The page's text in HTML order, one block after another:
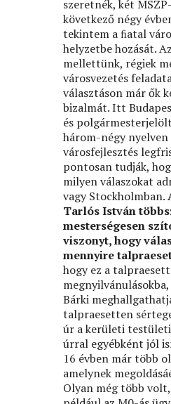
szeretnék, két
következő négy
tekintem a ﬁatal
helyzetbe hozását.
mellettünk, régiek
városvezetés
választáson már ők
bizalmát. Itt
és
három-négy nyelven
városfejlesztés
pontosan tudják,
milyen válaszokat
vagy Stockholmban.
Tarlós István
mesterségesen
viszonyt, hogy
mennyire
hogy ez a
Bárki
talpraesetten
úr a kerületi
úrral egyébként jól
16 évben már több
amelynek
Olyan még több